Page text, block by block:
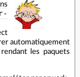
automatiquement
les paquets